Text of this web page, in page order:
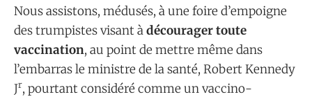
Nous assistons, médusés, à une foire d’empoigne
des trumpistes visant àdécourager toute
vaccination, au point de mettre même dans
l’embarras le ministre de la santé, Robert Kennedy
Jr, pourtant considéré comme un vaccino-